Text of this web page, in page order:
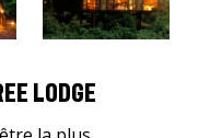
LODGE